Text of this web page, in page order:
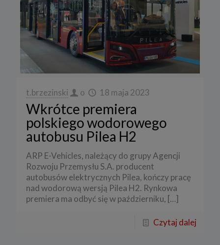
t.brzezinski o 18 maja 2023
Wkrótce premiera
polskiego wodorowego
autobusu Pilea H2
ARP E-Vehicles, należący do grupy Agencji
Rozwoju Przemysłu S.A. producent
autobusów elektrycznych Pilea, kończy pracę
nad wodorową wersją Pilea H2. Rynkowa
premiera ma odbyć się w październiku, […]
Czytaj dalej